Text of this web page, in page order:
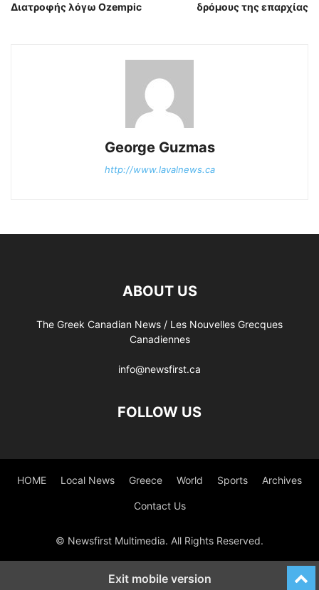
Διατροφής λόγω Ozempic
δρόμους της επαρχίας
George Guzmas
http://www.lavalnews.ca
ABOUT US
The Greek Canadian News / Les Nouvelles Grecques
Canadiennes
info@newsfirst.ca
FOLLOW US
HOME Local News Greece World Sports Archives
Contact Us
© Newsfirst Multimedia. All Rights Reserved.
Exit mobile version